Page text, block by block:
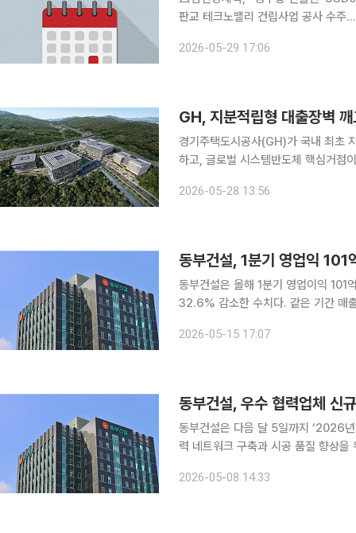
판교 테크노밸리 건립사업 공사 수주...3836억 규모 △동부건설, 경
2026-05-29 17:06
GH, 지분적립형 대출장벽
경기주택도시공사(GH)가 국내 최초
하고, 글로벌 시스템반도체 핵심거점이
하는 한편, 현대건설 컨소시엄과 '제3
2026-05-28 13:56
동부건설, 1분기 영업익
동부건설은 올해 1분기 영업이익 101
32.6% 감소한 수치다. 같은 기간 매출은 4346억원으로 4.4% 증가했다. 도급공사 매출 확대와
2026-05-15 17:07
동부건설, 우수 협력업체 신
동부건설은 다음 달 5일까지 ‘2026
력 네트워크 구축과 시공 품질 향상을 위해
년 이상 경과 업체로, 신용등급 B0 이
2026-05-08 14:33